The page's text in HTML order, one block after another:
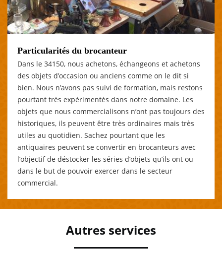
Particularités du brocanteur
Dans le 34150, nous achetons, échangeons et achetons
des objets d’occasion ou anciens comme on le dit si
bien. Nous n’avons pas suivi de formation, mais restons
pourtant très expérimentés dans notre domaine. Les
objets que nous commercialisons n’ont pas toujours des
historiques, ils peuvent être très ordinaires mais très
utiles au quotidien. Sachez pourtant que les
antiquaires peuvent se convertir en brocanteurs avec
l’objectif de déstocker les séries d’objets qu’ils ont ou
dans le but de pouvoir exercer dans le secteur
commercial.
Autres services